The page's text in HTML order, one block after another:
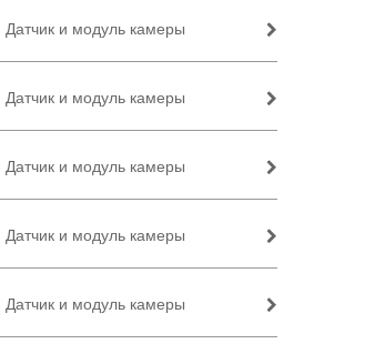
Датчик и модуль камеры
Датчик и модуль камеры
Датчик и модуль камеры
Датчик и модуль камеры
Датчик и модуль камеры